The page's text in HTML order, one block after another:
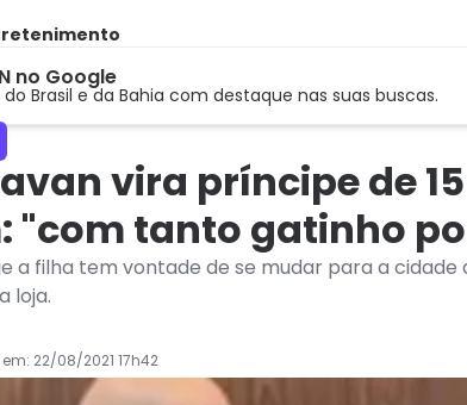
no Google
Brasil e da Bahia com destaque nas suas buscas.
vira príncipe de
"com tanto gatinho
a filha tem vontade de se mudar para a
loja.
22/08/2021 17h42